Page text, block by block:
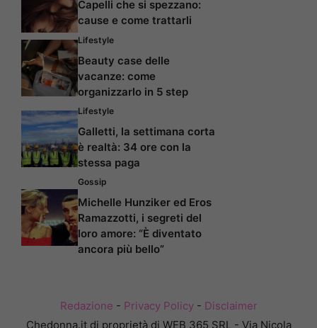
Capelli che si spezzano:
cause e come trattarli
Lifestyle
Beauty case delle
vacanze: come
organizzarlo in 5 step
Lifestyle
Galletti, la settimana corta
è realtà: 34 ore con la
stessa paga
Gossip
Michelle Hunziker ed Eros
Ramazzotti, i segreti del
loro amore: “È diventato
ancora più bello”
Redazione - Privacy Policy- Disclaimer
Chedonna.it di proprietà di WEB 365 SRL - Via Nicola